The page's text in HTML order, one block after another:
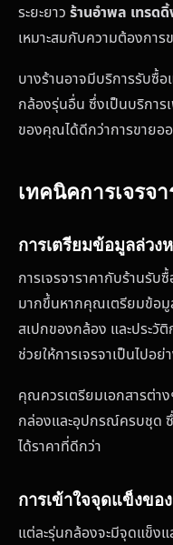
ระยะยาว ร้านอำพล เทรด
เหมาะสมกับความต้องการ
บางร้านอาจมีบริการรับซื้
กล้องรุ่นอื่น ซึ่งเป็นบริกา
ของคุณได้ดีกว่าการขายอ
เทคนิคการเจรจ
การเตรียมข้อมูลล่วง
การเจรจาราคากับร้านรั
มากขึ้นหากคุณเตรียมข้อมู
สเปกของกล้อง และประวั
ช่วยให้การเจรจาเป็นไปอย่
คุณควรเตรียมเอกสารต่าง
กล่องและอุปกรณ์ครบชุด
ได้ราคาที่ดีกว่า
การเข้าใจจุดแข็งขอ
แต่ละรุ่นกล้องจะมีจุดแข็ง